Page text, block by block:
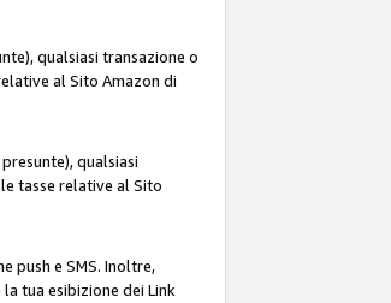
qualsiasi transazione o
al Sito Amazon di
qualsiasi
tasse relative al Sito
push e SMS. Inoltre,
tua esibizione dei Link